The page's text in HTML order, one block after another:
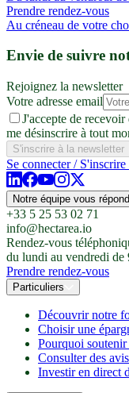
Prendre rendez-vous
Au créneau de votre
Envie de suivre
Rejoignez la newsletter
Votre adresse email
J'accepte de
me désinscrire à tout
S'inscrire à la newsletter
Se connecter /
Notre équipe vous répond
+33 5 25 53 02 71
info@hectarea.io
Rendez-vous
du lundi au vendredi de
Prendre rendez-vous
Particuliers
Découvrir notre
Choisir une
Pourquoi
Consulter des
Investir en direct